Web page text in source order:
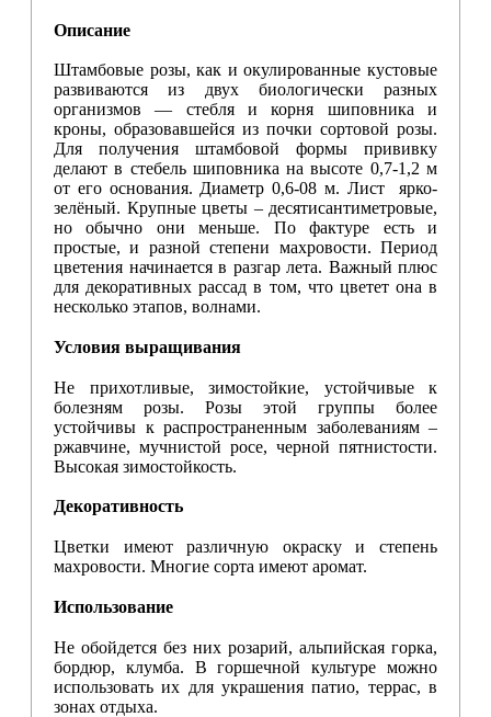
Описание
Штамбовые розы, как и окулированные кустовые
развиваются из двух биологически разных
организмов — стебля и корня шиповника и
кроны, образовавшейся из почки сортовой розы.
Для получения штамбовой формы прививку
делают в стебель шиповника на высоте 0,7-1,2 м
от его основания. Диаметр 0,6-08 м. Лист ярко-
зелёный. Крупные цветы – десятисантиметровые,
но обычно они меньше. По фактуре есть и
простые, и разной степени махровости. Период
цветения начинается в разгар лета. Важный плюс
для декоративных рассад в том, что цветет она в
несколько этапов, волнами.
Условия выращивания
Не прихотливые, зимостойкие, устойчивые к
болезням розы. Розы этой группы более
устойчивы к распространенным заболеваниям –
ржавчине, мучнистой росе, черной пятнистости.
Высокая зимостойкость.
Декоративность
Цветки имеют различную окраску и степень
махровости. Многие сорта имеют аромат.
Использование
Не обойдется без них розарий, альпийская горка,
бордюр, клумба. В горшечной культуре можно
использовать их для украшения патио, террас, в
зонах отдыха.